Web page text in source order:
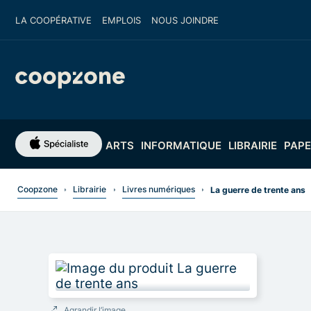
LA COOPÉRATIVE EMPLOIS NOUS JOINDRE
ARTS INFORMATIQUE LIBRAIRIE
Coopzone Librairie Livres numériques La guerre de trente ans